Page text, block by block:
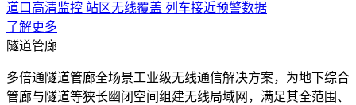
道口高清监控 站区无线覆盖 列车接近预警数据
了解更多
隧道管廊
多倍通隧道管廊全场景工业级无线通信解决方案，为地下综合
管廊与隧道等狭长幽闭空间组建无线局域网，满足其全范围、